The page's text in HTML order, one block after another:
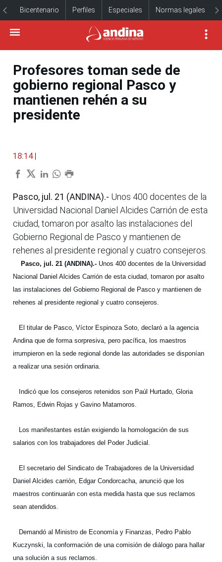
Bicentenario Perfiles Especiales Normas legales
Profesores toman sede de
gobierno regional Pasco y
mantienen rehén a su
presidente
18:14 |
Pasco, jul. 21 (ANDINA).- Unos 400 docentes de la
Universidad Nacional Daniel Alcides Carrión de esta
ciudad, tomaron por asalto las instalaciones del
Gobierno Regional de Pasco y mantienen de
rehenes al presidente regional y cuatro consejeros.
Pasco, jul. 21 (ANDINA).- Unos 400 docentes de la Universidad
Nacional Daniel Alcides Carrión de esta ciudad, tomaron por asalto
las instalaciones del Gobierno Regional de Pasco y mantienen de
rehenes al presidente regional y cuatro consejeros.
El titular de Pasco, Víctor Espinoza Soto, declaró a la agencia
Andina que de forma sorpresiva, pero pacífica, los maestros
irrumpieron en la sede regional donde las autoridades se disponían
a realizar una sesión ordinaria.
Indicó que los consejeros retenidos son Paúl Hurtado, Gloria
Ramos, Edwin Rojas y Gavino Matamoros.
Los manifestantes están exigiendo la homologación de sus
salarios con los trabajadores del Poder Judicial.
El secretario del Sindicato de Trabajadores de la Universidad
Daniel Alcides carrión, Edgar Condorcacha, anunció que los
maestros continuarán con esta medida hasta que sus reclamos
sean atendidos.
Demandó al Ministro de Economía y Finanzas, Pedro Pablo
Kuczynski, la conformación de una comisión de diálogo para hallar
una solución a sus reclamos.